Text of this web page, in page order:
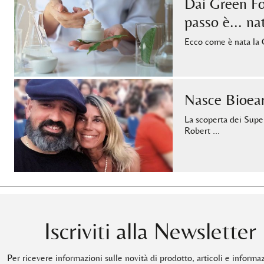
Dai Green
passo è...
Ecco come è nata
Nasce
La scoperta dei
Robert …
Iscriviti alla
Per ricevere informazioni sulle novità di prodotto, articoli e